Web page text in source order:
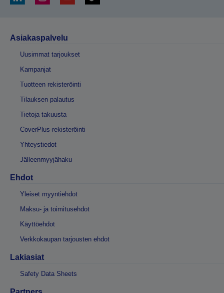
Asiakaspalvelu
Uusimmat tarjoukset
Kampanjat
Tuotteen rekisteröinti
Tilauksen palautus
Tietoja takuusta
CoverPlus-rekisteröinti
Yhteystiedot
Jälleenmyyjähaku
Ehdot
Yleiset myyntiehdot
Maksu- ja toimitusehdot
Käyttöehdot
Verkkokaupan tarjousten ehdot
Lakiasiat
Safety Data Sheets